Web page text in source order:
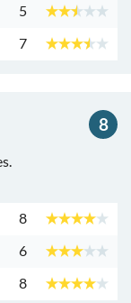
5
7
8
8
6
8